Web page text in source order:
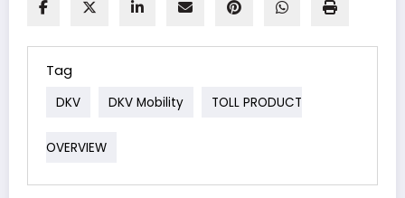
Tag
DKV DKV Mobility TOLL PRODUCT
OVERVIEW